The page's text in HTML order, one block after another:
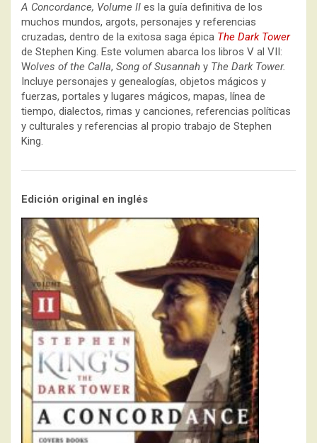
A Concordance, Volume II es la guía definitiva de los
muchos mundos, argots, personajes y referencias
cruzadas, dentro de la exitosa saga épica The Dark Tower
de Stephen King. Este volumen abarca los libros V al VII:
Wolves of the Calla, Song of Susannah y The Dark Tower.
Incluye personajes y genealogías, objetos mágicos y
fuerzas, portales y lugares mágicos, mapas, línea de
tiempo, dialectos, rimas y canciones, referencias políticas
y culturales y referencias al propio trabajo de Stephen
King.
Edición original en inglés